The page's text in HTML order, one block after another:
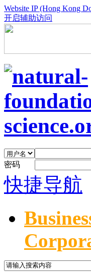
Website IP (Hong Kong
开启辅助访问
密码
快捷导航